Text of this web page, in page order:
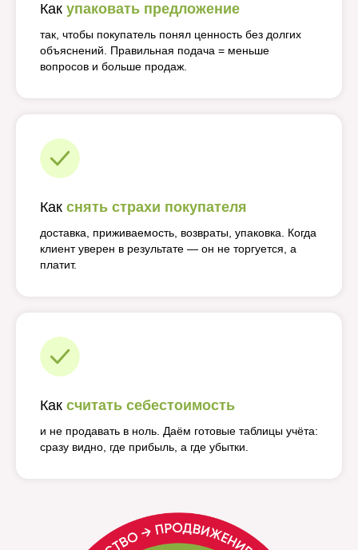
Как упаковать предложение
так, чтобы покупатель понял ценность без долгих
объяснений. Правильная подача = меньше
вопросов и больше продаж.
Как снять страхи покупателя
доставка, приживаемость, возвраты, упаковка. Когда
клиент уверен в результате — он не торгуется, а
платит.
Как считать себестоимость
и не продавать в ноль. Даём готовые таблицы учёта:
сразу видно, где прибыль, а где убытки.